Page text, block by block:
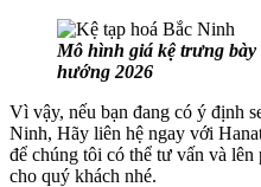
Mô hình giá kệ trưng
hướng 2026
Vì vậy, nếu bạn đang có ý định
Ninh, Hãy liên hệ ngay với
để chúng tôi có thể tư vấn và
cho quý khách nhé.